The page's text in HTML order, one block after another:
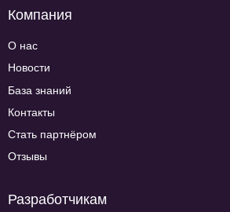
Компания
О нас
Новости
База знаний
Контакты
Стать партнёром
Отзывы
Разработчикам